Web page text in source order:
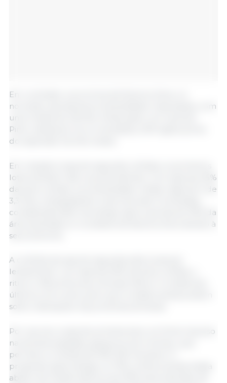
Em contraste, a província de Buenos Aires, no
noroeste, apresenta produtividades mais baixas, com
uma média de 3,8 t/ha. Ainda assim, em General
Pinto, destacam-se os resultados, 500 kg/ha acima
do esperado há três meses.
Em relação à soja de segunda colheita, os primeiros
lotes também são surpreendentes. Com apenas 25%
da área colhida, a produtividade média regional é de
3,3 t/ha, ultrapassando a barreira das 3 toneladas,
considerada difícil de atingir após a perda de 30% da
área plantada no nordeste de Buenos Aires devido à
seca extrema.
A colheita da soja de segunda está a avançar
lentamente: com apenas 25% da área colhida, o
ritmo é 28 pontos percentuais inferior à média dos
últimos cinco anos, pelo que os dados ainda podem
sofrer alterações nas próximas semanas.
Por sua vez, a soja de primeira teve um forte impulso
na semana passada, graças ao bom tempo, que
permitiu a colheita de 900 000 hectares. O
progresso geral atingiu os 70%, embora ainda esteja
abaixo da média histórica de 90% para esta fase da